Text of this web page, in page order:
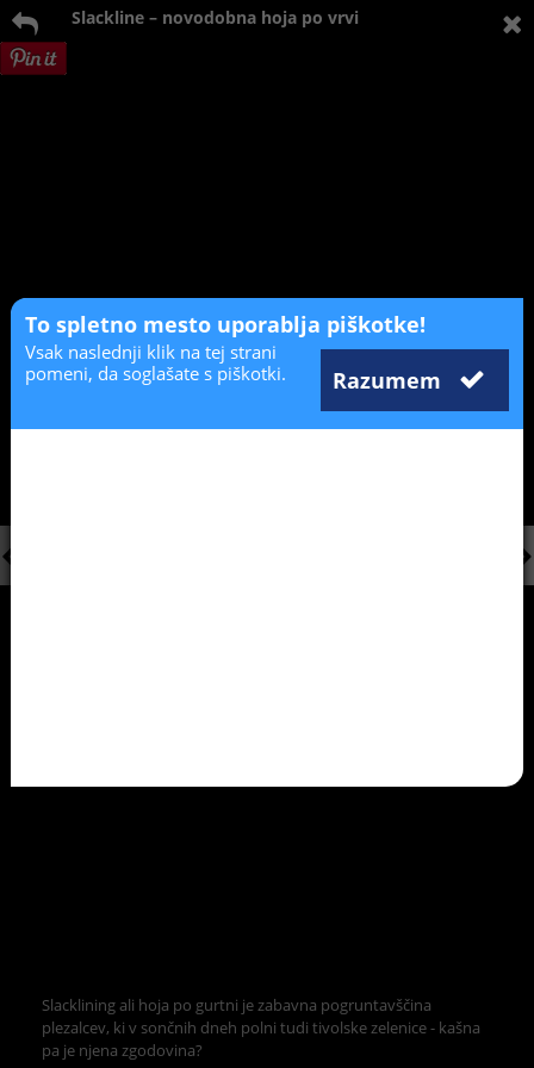
Slackline – novodobna hoja po vrvi
Slacklining ali hoja po gurtni je zabavna pogruntavščina
plezalcev, ki v sončnih dneh polni tudi tivolske zelenice - kašna
pa je njena zgodovina?
To spletno mesto uporablja piškotke!
Razumem
Vsak naslednji klik na tej strani
pomeni, da soglašate s piškotki.